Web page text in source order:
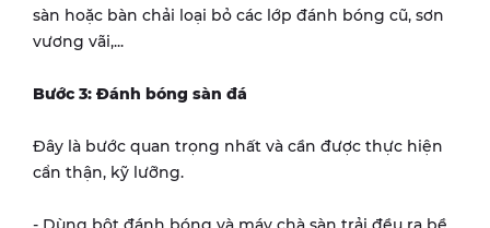
sàn hoặc bàn chải loại bỏ các lớp đánh bóng cũ, sơn
vương vãi,...
Bước 3: Đánh bóng sàn đá
Đây là bước quan trọng nhất và cần được thực hiện
cẩn thận, kỹ lưỡng.